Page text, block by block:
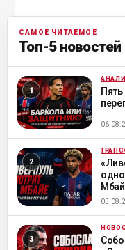
САМОЕ ЧИТАЕМОЕ
Топ-5 новостей
ML
ML
ML